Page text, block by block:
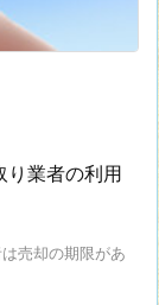
り業者の利用
売却の期限があ